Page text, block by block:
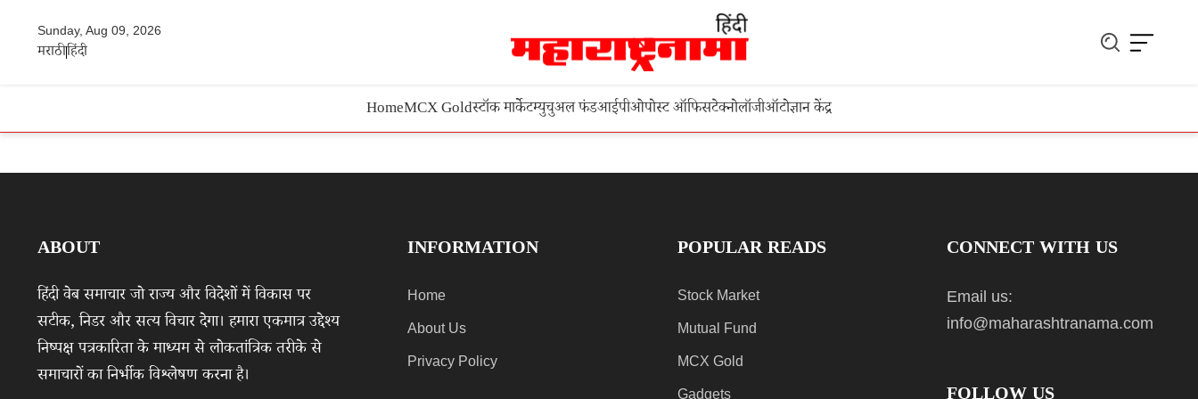
Sunday, Aug 09, 2026
मराठीहिंदी
HomeMCX Goldस्टॉक मार्केटम्युचुअल फंडआईपीओपोस्ट ऑफिसटेक्नोलॉजीऑटोज्ञान केंद्र
ABOUT
हिंदी वेब समाचार जो राज्य और विदेशों में विकास पर
सटीक, निडर और सत्य विचार देगा। हमारा एकमात्र उद्देश्य
निष्पक्ष पत्रकारिता के माध्यम से लोकतांत्रिक तरीके से
समाचारों का निर्भीक विश्लेषण करना है।
INFORMATION
Home
About Us
Privacy Policy
POPULAR READS
Stock Market
Mutual Fund
MCX Gold
Gadgets
CONNECT WITH US
Email us:
info@maharashtranama.com